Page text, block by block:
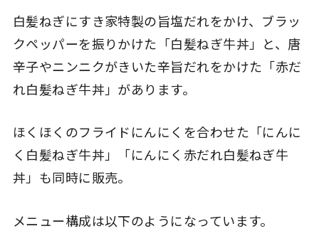
白髪ねぎにすき家特製の旨塩だれをかけ、ブラッ
クペッパーを振りかけた「白髪ねぎ牛丼」と、唐
辛子やニンニクがきいた辛旨だれをかけた「赤だ
れ白髪ねぎ牛丼」があります。
ほくほくのフライドにんにくを合わせた「にんに
く白髪ねぎ牛丼」「にんにく赤だれ白髪ねぎ牛
丼」も同時に販売。
メニュー構成は以下のようになっています。